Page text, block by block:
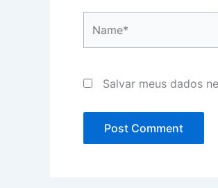
Salvar meus dados